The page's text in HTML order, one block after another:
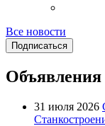
Все новости
Подписаться
Объявления
31 июля 2026